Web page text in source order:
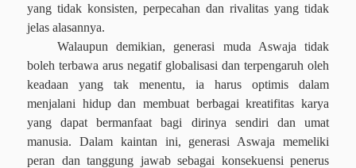
yang tidak konsisten, perpecahan dan rivalitas yang tidak
jelas alasannya.
Walaupun demikian, generasi muda Aswaja tidak
boleh terbawa arus negatif globalisasi dan terpengaruh oleh
keadaan yang tak menentu, ia harus optimis dalam
menjalani hidup dan membuat berbagai kreatifitas karya
yang dapat bermanfaat bagi dirinya sendiri dan umat
manusia. Dalam kaintan ini, generasi Aswaja memeliki
peran dan tanggung jawab sebagai konsekuensi penerus